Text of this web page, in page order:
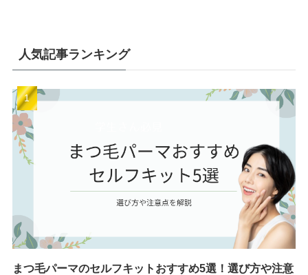
人気記事ランキング
まつ毛パーマのセルフキットおすすめ5選！選び方や注意